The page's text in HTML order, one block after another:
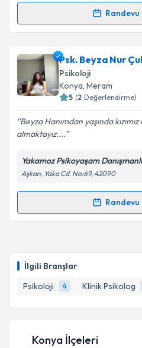
İlgili Branşlar
Psikoloji
4 Klinik Psikolog
Randevu
Randevu Takvimi
Klinik Psikolog Betül
talebi oluşturun. Size bu
için bir takvim
bilgilendireceğiz.
E-posta Adresiniz
Kişisel verilerimin
Metni'ni okudum ve
kapsamda işlenmesini
Psk. Beyza Nur
Psikoloji
Konya, Meram
5 (2 Değerlendirme)
Beyza Hanımdan yaşında
almaktayız....
Yakamoz Psikoyaşam
Aşkan, Yaka Cd. No:69, 42090
Randevu
Randevu Takvimi
takvim hazırlandığında e-
E-posta Adresiniz
Konya İlçeleri